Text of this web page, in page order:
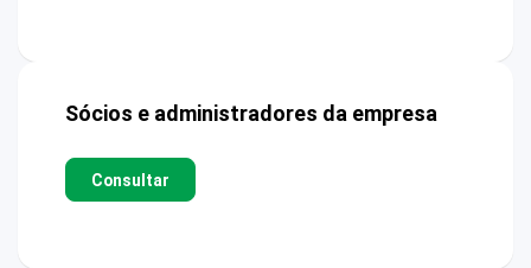
Sócios e administradores da empresa
Consultar